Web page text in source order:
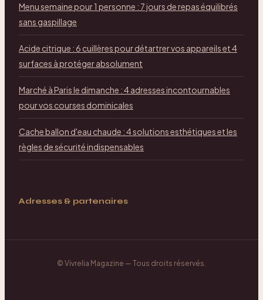
Menu semaine pour 1 personne : 7 jours de repas équilibrés
sans gaspillage
Acide citrique : 6 cuillères pour détartrer vos appareils et 4
surfaces à protéger absolument
Marché à Paris le dimanche : 4 adresses incontournables
pour vos courses dominicales
Cache ballon d'eau chaude : 4 solutions esthétiques et les
règles de sécurité indispensables
Adresses & partenaires
© Vivrelia Magazine — Tous droits réservés.